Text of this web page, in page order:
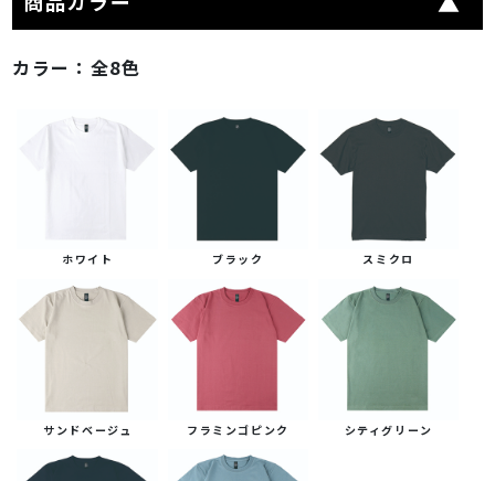
カラー： 全8色
ホワイト ブラック スミクロ
サンドベージュ フラミンゴピンク シティグリーン